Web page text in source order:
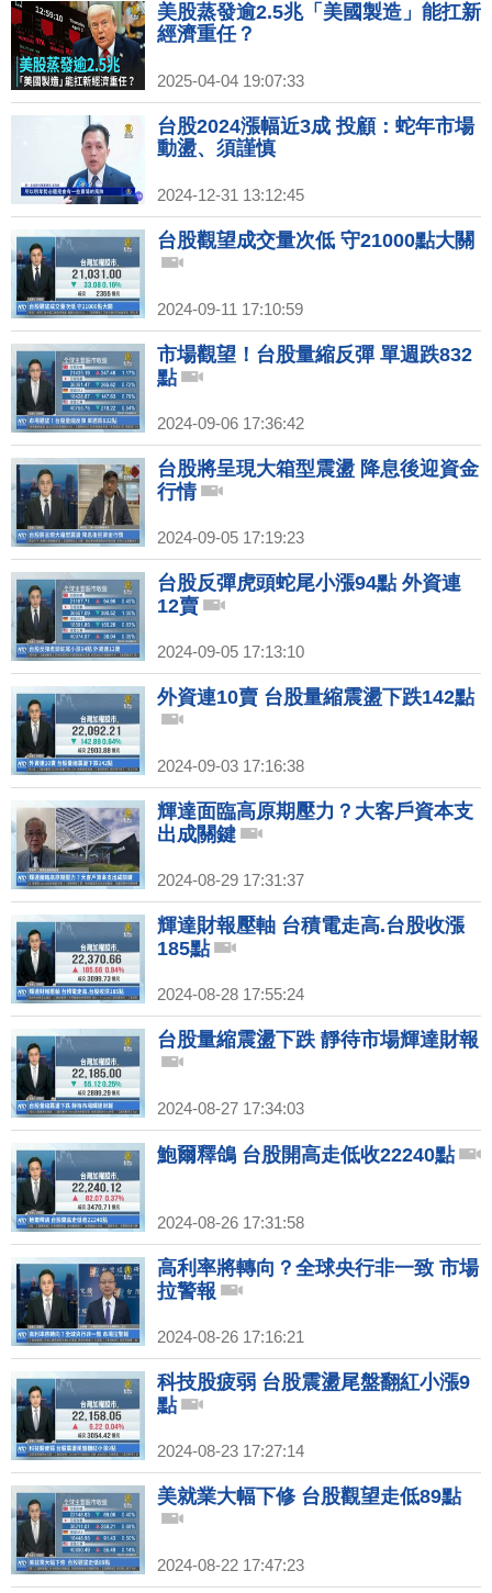
美股蒸發逾2.5兆「美國製造」能扛新
經濟重任？
2025-04-04 19:07:33
台股2024漲幅近3成 投顧：蛇年市場
動盪、須謹慎
2024-12-31 13:12:45
台股觀望成交量次低 守21000點大關
2024-09-11 17:10:59
市場觀望！台股量縮反彈 單週跌832
點
2024-09-06 17:36:42
台股將呈現大箱型震盪 降息後迎資金
行情
2024-09-05 17:19:23
台股反彈虎頭蛇尾小漲94點 外資連
12賣
2024-09-05 17:13:10
外資連10賣 台股量縮震盪下跌142點
2024-09-03 17:16:38
輝達面臨高原期壓力？大客戶資本支
出成關鍵
2024-08-29 17:31:37
輝達財報壓軸 台積電走高.台股收漲
185點
2024-08-28 17:55:24
台股量縮震盪下跌 靜待市場輝達財報
2024-08-27 17:34:03
鮑爾釋鴿 台股開高走低收22240點
2024-08-26 17:31:58
高利率將轉向？全球央行非一致 市場
拉警報
2024-08-26 17:16:21
科技股疲弱 台股震盪尾盤翻紅小漲9
點
2024-08-23 17:27:14
美就業大幅下修 台股觀望走低89點
2024-08-22 17:47:23